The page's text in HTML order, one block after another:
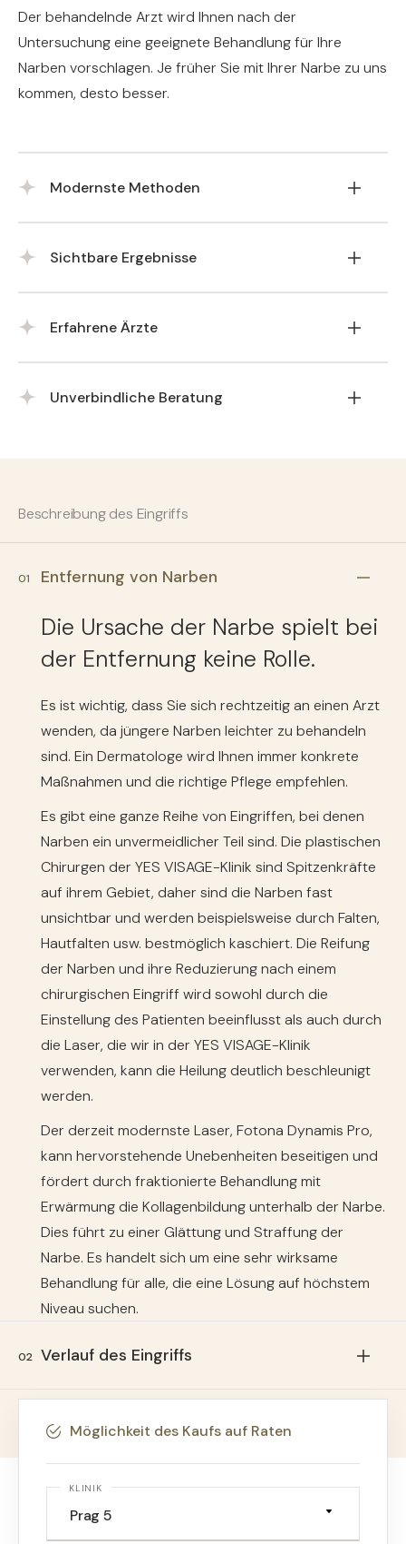
Der behandelnde Arzt wird Ihnen nach der
Untersuchung eine geeignete Behandlung für Ihre
Narben vorschlagen. Je früher Sie mit Ihrer Narbe zu uns
kommen, desto besser.
Modernste Methoden
von Lasern, Radiofrequenz, Füllstoffe und
Mesotherapie.
Sichtbare Ergebnisse
oder vollständig entfernen.
Erfahrene Ärzte
Spezialisten und Ärzten wird die Möglichkeiten mit
Unverbindliche Beratung
Beschreibung des Eingriffs
01 Entfernung von Narben
Die Ursache der Narbe spielt bei
der Entfernung keine Rolle.
Es ist wichtig, dass Sie sich rechtzeitig an einen Arzt
wenden, da jüngere Narben leichter zu behandeln
sind. Ein Dermatologe wird Ihnen immer konkrete
Maßnahmen und die richtige Pflege empfehlen.
Es gibt eine ganze Reihe von Eingriffen, bei denen
Narben ein unvermeidlicher Teil sind. Die plastischen
Chirurgen der YES VISAGE-Klinik sind Spitzenkräfte
auf ihrem Gebiet, daher sind die Narben fast
unsichtbar und werden beispielsweise durch Falten,
Hautfalten usw. bestmöglich kaschiert. Die Reifung
der Narben und ihre Reduzierung nach einem
chirurgischen Eingriff wird sowohl durch die
Einstellung des Patienten beeinflusst als auch durch
die Laser, die wir in der YES VISAGE-Klinik
verwenden, kann die Heilung deutlich beschleunigt
werden.
Der derzeit modernste Laser, Fotona Dynamis Pro,
kann hervorstehende Unebenheiten beseitigen und
fördert durch fraktionierte Behandlung mit
Erwärmung die Kollagenbildung unterhalb der Narbe.
Dies führt zu einer Glättung und Straffung der
Narbe. Es handelt sich um eine sehr wirksame
Behandlung für alle, die eine Lösung auf höchstem
Niveau suchen.
02 Verlauf des Eingriffs
Die Entfernung von Narben
mittels Lasertechnologie bringt
vor allem ästhetische Vorteile mit
sich.
Häufig gestellte Fragen
Wie sieht die Genesung aus?
Nach dem Eingriff muss die Stelle vor
Möglichkeit des Kaufs auf Raten
KLINIK